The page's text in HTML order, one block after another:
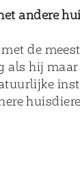
andere
de
als hij